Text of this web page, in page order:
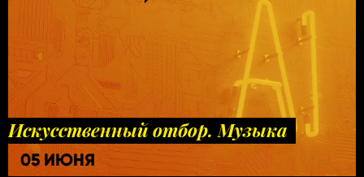
Искусственный отбор. Музыка
05 ИЮНЯ